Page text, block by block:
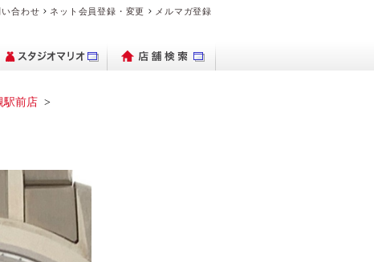
い合わせ ネット会員登録・変更 メルマガ登録
カメラ
買いたい
カバー
駅前店